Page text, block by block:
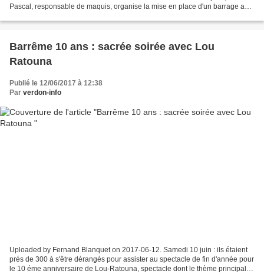
Pascal, responsable de maquis, organise la mise en place d'un barrage au
Barrême 10 ans : sacrée soirée avec Lou
Ratouna
Publié le 12/06/2017 à 12:38
Par verdon-info
Uploaded by Fernand Blanquet on 2017-06-12. Samedi 10 juin : ils étaient
prés de 300 à s'être dérangés pour assister au spectacle de fin d'année pour
le 10 éme anniversaire de Lou-Ratouna, spectacle dont le thème principal